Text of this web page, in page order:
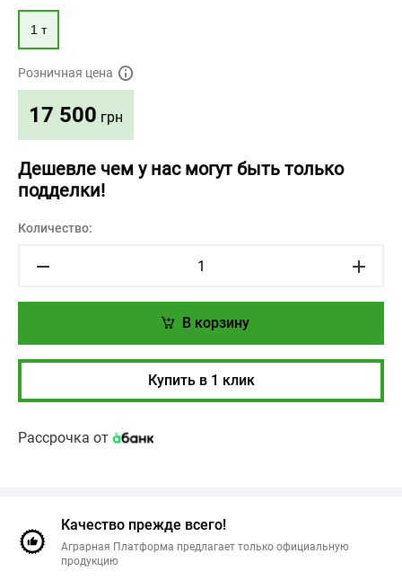
1 т
Розничная цена
17 500 грн
Дешевле чем у нас могут быть только
подделки!
Количество:
В корзину
Купить в 1 клик
Рассрочка от
Качество прежде всего!
Аграрная Платформа предлагает только официальную
продукцию